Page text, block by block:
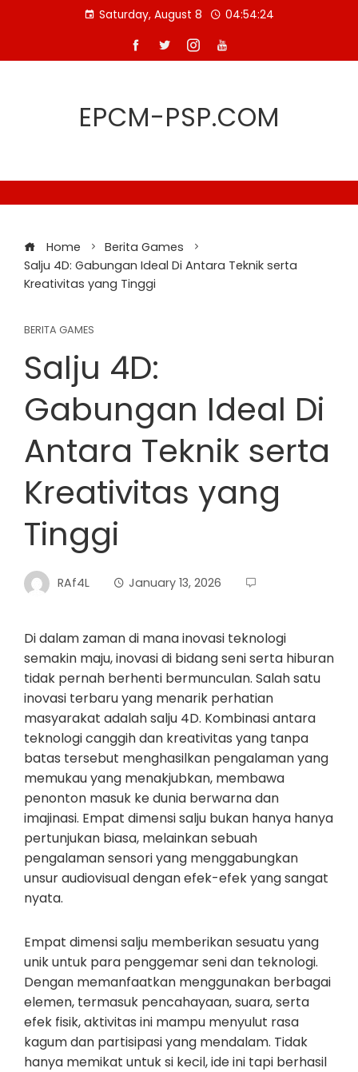
Saturday, August 8 04:54:24
EPCM-PSP.COM
Home
Berita Games
Salju 4D: Gabungan Ideal Di Antara Teknik serta
Kreativitas yang Tinggi
BERITA GAMES
Salju 4D:
Gabungan Ideal Di
Antara Teknik serta
Kreativitas yang
Tinggi
RAf4L January 13, 2026
Di dalam zaman di mana inovasi teknologi
semakin maju, inovasi di bidang seni serta hiburan
tidak pernah berhenti bermunculan. Salah satu
inovasi terbaru yang menarik perhatian
masyarakat adalah salju 4D. Kombinasi antara
teknologi canggih dan kreativitas yang tanpa
batas tersebut menghasilkan pengalaman yang
memukau yang menakjubkan, membawa
penonton masuk ke dunia berwarna dan
imajinasi. Empat dimensi salju bukan hanya hanya
pertunjukan biasa, melainkan sebuah
pengalaman sensori yang menggabungkan
unsur audiovisual dengan efek-efek yang sangat
nyata.
Empat dimensi salju memberikan sesuatu yang
unik untuk para penggemar seni dan teknologi.
Dengan memanfaatkan menggunakan berbagai
elemen, termasuk pencahayaan, suara, serta
efek fisik, aktivitas ini mampu menyulut rasa
kagum dan partisipasi yang mendalam. Tidak
hanya memikat untuk si kecil, ide ini tapi berhasil